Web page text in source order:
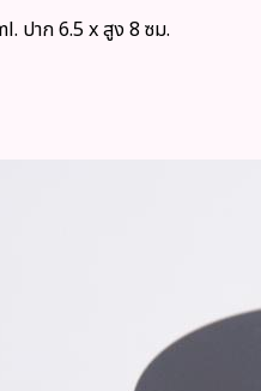
ปาก 6.5 x สูง 8 ซม.